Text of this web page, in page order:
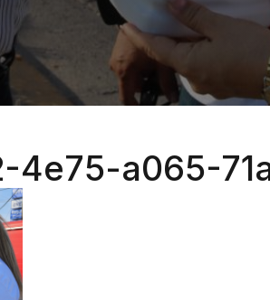
4e75-a065-